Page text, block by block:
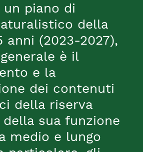
piano di
della
anni (2023-2027),
è il
e la
dei contenuti
della riserva
sua funzione
medio e lungo